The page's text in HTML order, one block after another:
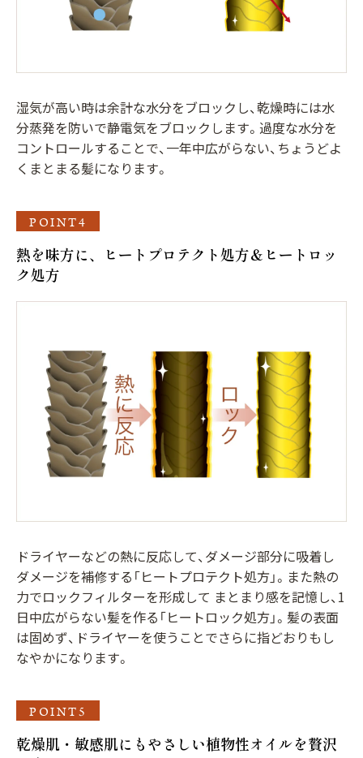
湿気が高い時は余計な水分をブロックし、乾燥時には水
分蒸発を防いで静電気をブロックします。過度な水分を
コントロールすることで、一年中広がらない、ちょうどよ
くまとまる髪になります。
POINT4
熱を味方に、ヒートプロテクト処方＆ヒートロッ
ク処方
ドライヤーなどの熱に反応して、ダメージ部分に吸着し
ダメージを補修する「ヒートプロテクト処方」。また熱の
力でロックフィルターを形成して まとまり感を記憶し、1
日中広がらない髪を作る「ヒートロック処方」。髪の表面
は固めず、ドライヤーを使うことでさらに指どおりもし
なやかになります。
POINT5
乾燥肌・敏感肌にもやさしい植物性オイルを贅沢